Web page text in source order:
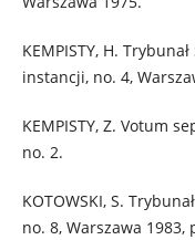
KEMPISTY, H.
instancji, no. 4,
KEMPISTY, Z. Votum
no. 2.
KOTOWSKI, S.
no. 8, Warszawa 1983,